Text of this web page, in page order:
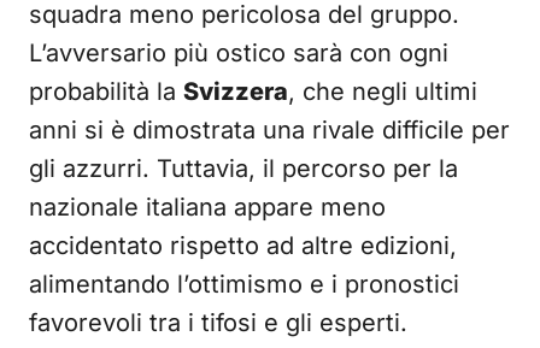
squadra meno pericolosa del gruppo.
L’avversario più ostico sarà con ogni
probabilità la Svizzera, che negli ultimi
anni si è dimostrata una rivale difficile per
gli azzurri. Tuttavia, il percorso per la
nazionale italiana appare meno
accidentato rispetto ad altre edizioni,
alimentando l’ottimismo e i pronostici
favorevoli tra i tifosi e gli esperti.